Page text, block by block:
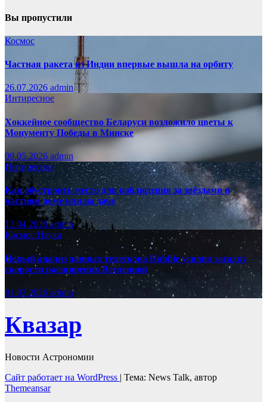
Вы пропустили
Космос
Частная ракета из Индии впервые вышла на орбиту
26.07.2026 admin
Интиресное
Хоккейное сообщество Беларуси возложило цветы к
Монументу Победы в Минске
09.05.2026 admin
Интиресное
Как обустроить место для наблюдения за звёздами в
частном доме или на даче
13.04.2026admin
Космос Наука
Новый анализ данных телескопа Hubble усилил загадку
скорости расширения Вселенной
01.03.2026admin
Квазар
Новости Астрономии
Сайт работает на WordPress | Тема: News Talk, автор
Themeansar